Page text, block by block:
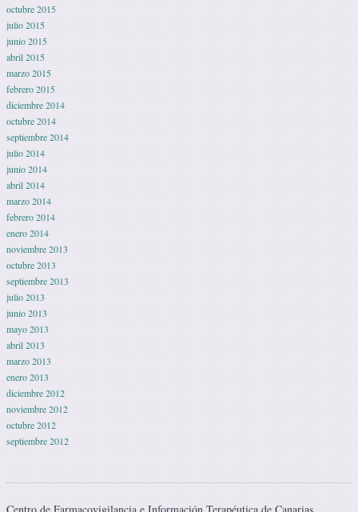
octubre 2015
julio 2015
junio 2015
abril 2015
marzo 2015
febrero 2015
diciembre 2014
octubre 2014
septiembre 2014
julio 2014
junio 2014
abril 2014
marzo 2014
febrero 2014
enero 2014
noviembre 2013
octubre 2013
septiembre 2013
julio 2013
junio 2013
mayo 2013
abril 2013
marzo 2013
enero 2013
diciembre 2012
noviembre 2012
octubre 2012
septiembre 2012
Centro de Farmacovigilancia e Información Terapéutica de Canarias